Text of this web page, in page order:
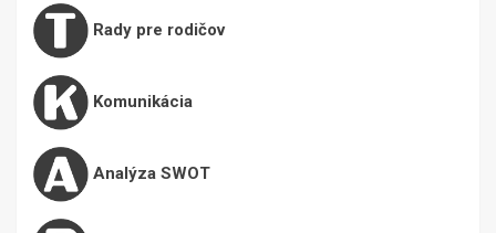
Rady pre rodičov
Komunikácia
Analýza SWOT